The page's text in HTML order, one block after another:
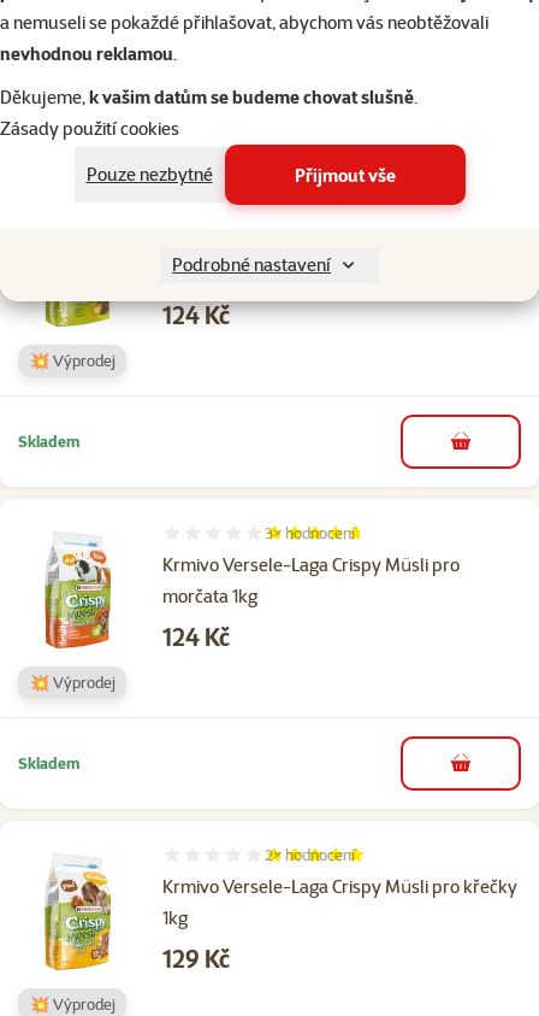
a nemuseli se pokaždé přihlašovat, abychom vás neobtěžovali
nevhodnou reklamou.
Děkujeme,k vašim datům se budeme chovat slušně.
Zásady použití cookies
Pouze nezbytné
Přijmout vše
Podrobné nastavení
značka
Skladem
1kg
Hodnocení 0%
Cena
124 Kč
💥 Výprodej
Skladem do košíku
Krmivo Versele-Laga Crispy Müsli pro
morčata 1kg
Hodnocení 93%, počet hodnocení: 3
3× hodnocení
Cena
124 Kč
💥 Výprodej
Skladem do košíku
Krmivo Versele-Laga Crispy Müsli pro křečky
1kg
Hodnocení 100%, počet hodnocení: 2
2× hodnocení
Cena
129 Kč
💥 Výprodej